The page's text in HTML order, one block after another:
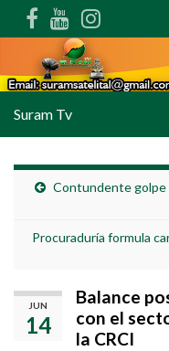
Suram Tv
Contundente golpe
Procuraduría formula
JUN
14
Balance
con el
la CRCI